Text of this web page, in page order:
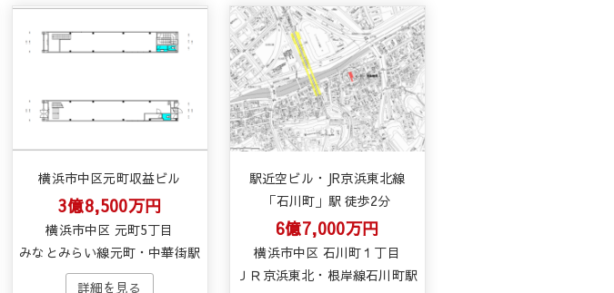
横浜市中区元町収益ビル
3億8,500万円
横浜市中区 元町5丁目
みなとみらい線元町・中華街駅
駅近空ビル・JR京浜東北線
「石川町」駅 徒歩2分
6億7,000万円
横浜市中区 石川町１丁目
ＪＲ京浜東北・根岸線石川町駅